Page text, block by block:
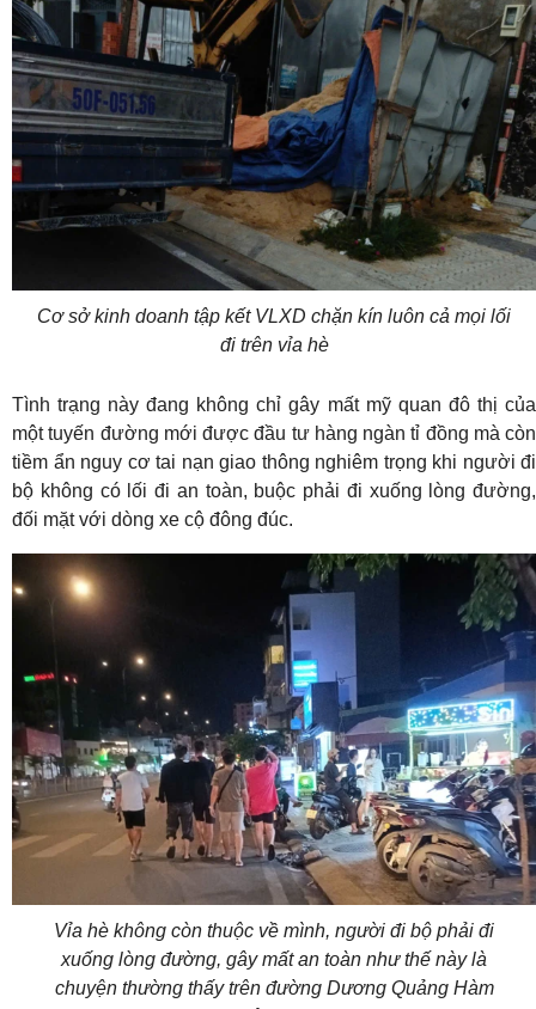
Cơ sở kinh doanh tập kết VLXD chặn kín luôn cả mọi lối
đi trên vỉa hè
Tình trạng này đang không chỉ gây mất mỹ quan đô thị của
một tuyến đường mới được đầu tư hàng ngàn tỉ đồng mà còn
tiềm ẩn nguy cơ tai nạn giao thông nghiêm trọng khi người đi
bộ không có lối đi an toàn, buộc phải đi xuống lòng đường,
đối mặt với dòng xe cộ đông đúc.
Vỉa hè không còn thuộc về mình, người đi bộ phải đi
xuống lòng đường, gây mất an toàn như thế này là
chuyện thường thấy trên đường Dương Quảng Hàm